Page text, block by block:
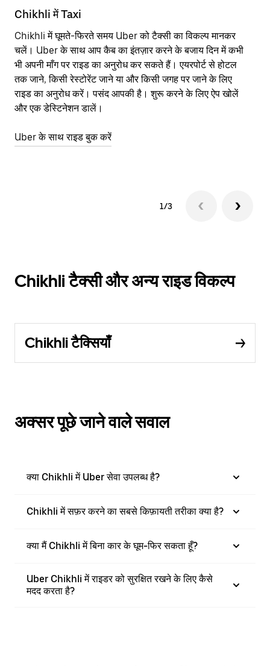
Chikhli में Taxi
Chikhli में घूमते-फिरते समय Uber को टैक्सी का विकल्प मानकर
चलें। Uber के साथ आप कैब का इंतज़ार करने के बजाय दिन में कभी
भी अपनी माँग पर राइड का अनुरोध कर सकते हैं। एयरपोर्ट से होटल
तक जाने, किसी रेस्टोरेंट जाने या और किसी जगह पर जाने के लिए
राइड का अनुरोध करें। पसंद आपकी है। शुरू करने के लिए ऐप खोलें
और एक डेस्टिनेशन डालें।
Uber के साथ राइड बुक करें
1/3
Chikhli टैक्सी और अन्य राइड विकल्प
Chikhli टैक्सियाँ
अक्सर पूछे जाने वाले सवाल
क्या Chikhli में Uber सेवा उपलब्ध है?
Chikhli में सफ़र करने का सबसे किफ़ायती तरीका क्या है?
क्या मैं Chikhli में बिना कार के घूम-फिर सकता हूँ?
Uber Chikhli में राइडर को सुरक्षित रखने के लिए कैसे
मदद करता है?